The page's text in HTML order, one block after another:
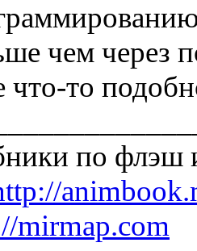
чем через
что-то
по флэш
mirmap.com